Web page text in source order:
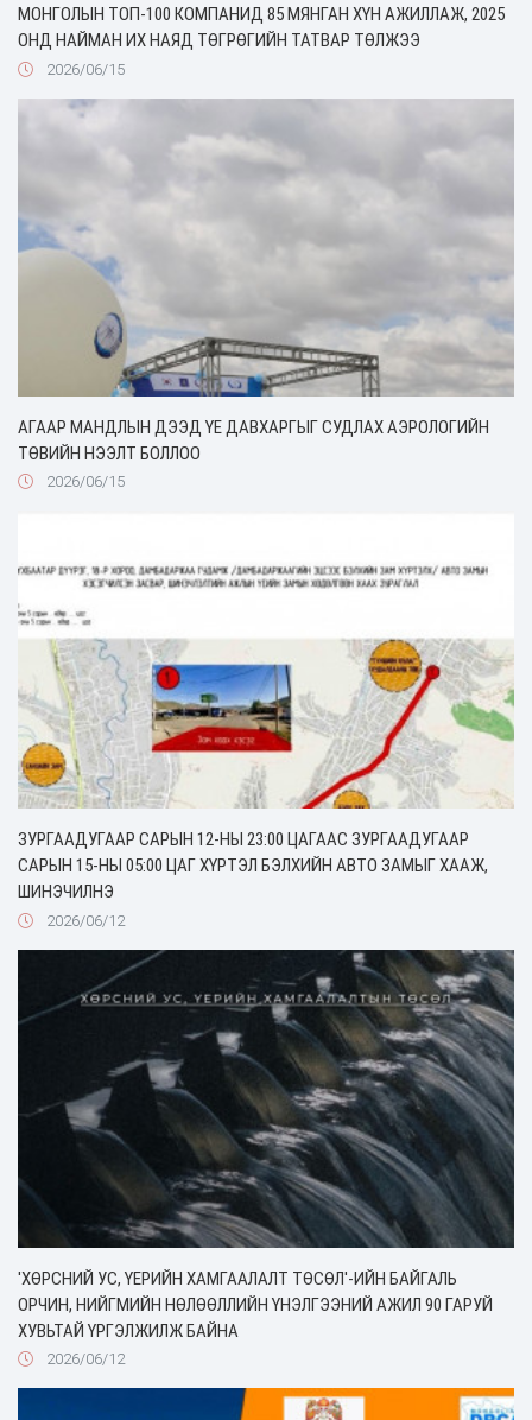
МОНГОЛЫН ТОП-100 КОМПАНИД 85 МЯНГАН ХҮН АЖИЛЛАЖ, 2025
ОНД НАЙМАН ИХ НАЯД ТӨГРӨГИЙН ТАТВАР ТӨЛЖЭЭ
2026/06/15
АГААР МАНДЛЫН ДЭЭД ҮЕ ДАВХАРГЫГ СУДЛАХ АЭРОЛОГИЙН
ТӨВИЙН НЭЭЛТ БОЛЛОО
2026/06/15
ЗУРГААДУГААР САРЫН 12-НЫ 23:00 ЦАГААС ЗУРГААДУГААР
САРЫН 15-НЫ 05:00 ЦАГ ХҮРТЭЛ БЭЛХИЙН АВТО ЗАМЫГ ХААЖ,
ШИНЭЧИЛНЭ
2026/06/12
'ХӨРСНИЙ УС, ҮЕРИЙН ХАМГААЛАЛТ ТӨСӨЛ'-ИЙН БАЙГАЛЬ
ОРЧИН, НИЙГМИЙН НӨЛӨӨЛЛИЙН ҮНЭЛГЭЭНИЙ АЖИЛ 90 ГАРУЙ
ХУВЬТАЙ ҮРГЭЛЖИЛЖ БАЙНА
2026/06/12